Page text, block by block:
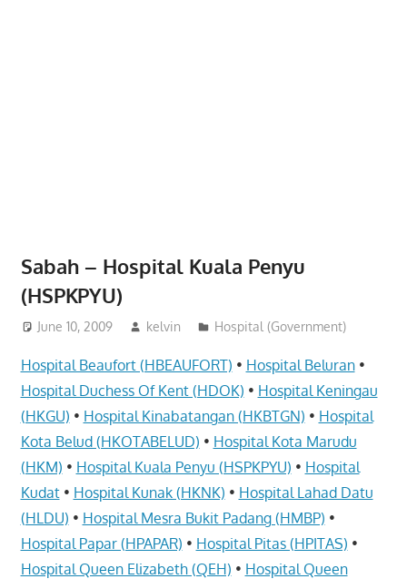
Sabah – Hospital Kuala Penyu
(HSPKPYU)
June 10, 2009 kelvin Hospital (Government)
Hospital Beaufort (HBEAUFORT) • Hospital Beluran•
Hospital Duchess Of Kent (HDOK) • Hospital Keningau
(HKGU) • Hospital Kinabatangan (HKBTGN) • Hospital
Kota Belud (HKOTABELUD) • Hospital Kota Marudu
(HKM) • Hospital Kuala Penyu (HSPKPYU) • Hospital
Kudat• Hospital Kunak (HKNK) • Hospital Lahad Datu
(HLDU) • Hospital Mesra Bukit Padang (HMBP) •
Hospital Papar (HPAPAR) • Hospital Pitas (HPITAS) •
Hospital Queen Elizabeth (QEH) • Hospital Queen